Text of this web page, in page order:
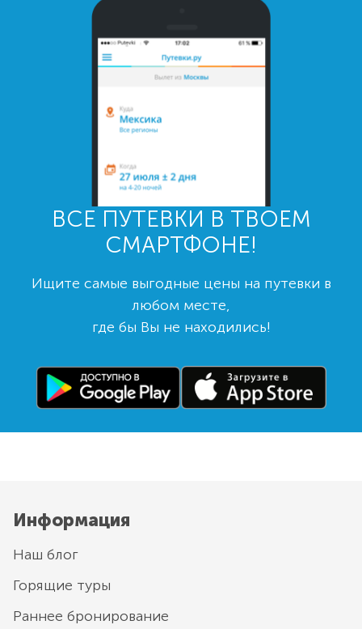
ВСЕ ПУТЕВКИ В ТВОЕМ
СМАРТФОНЕ!
Ищите самые выгодные цены на путевки в
любом месте,
где бы Вы не находились!
Информация
Наш блог
Горящие туры
Раннее бронирование